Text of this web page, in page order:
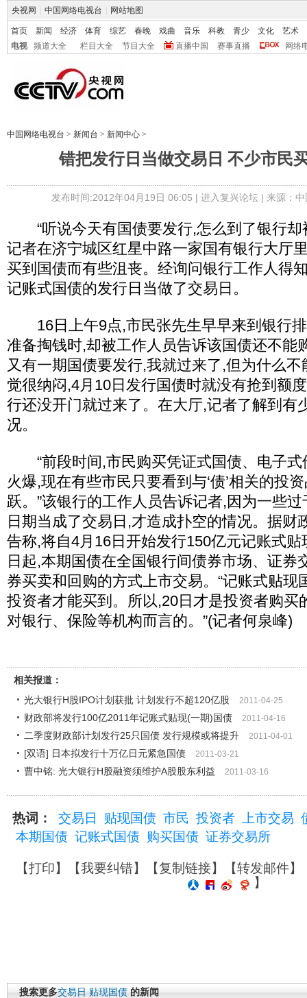
央视网 中国网络电视台 网站地图
首页 新闻 经济 体育 综艺 春晚 戏曲 音乐 科教 青少 文化
艺术
电视
频道大全 栏目大全 节目大全 直播中国 赛事直播 网络
中国网络电视台 > 新闻台 > 新闻中心 >
错把发行日当做交易日 不少市民
发布时间:2012年04月19日 06:05 | 进入复兴论坛| 来源：
“听说今天有国债要发行,怎么到了银行却
记者在济宁城区红星中路一家国有银行大厅
买到国债而有些沮丧。经询问银行工作人得
记账式国债的发行日当做了交易日。
16日上午9点,市民张先生早早来到银行排
准备掏钱时,却被工作人员告诉该国债还不能
又有一期国债要发行,我就过来了,但为什么不
觉很纳闷,4月10日发行国债时就没有抢到额
行还没开门就过来了。在大厅,记者了解到有
况。
“前段时间,市民购买凭证式国债、电子式
火爆,现在有些市民只要看到与‘债’相关的投
跃。”该银行的工作人员告诉记者,因为一些
日期当成了交易日,才造成扑空的情况。据财
告称,将自4月16日开始发行150亿元记账式
日起,本期国债在全国银行间债券市场、证券
券买卖和回购的方式上市交易。“记账式贴现
投资者才能买到。所以,20日才是投资者购买
对银行、保险等机构而言的。”(记者何泉峰)
相关报道：
光大银行H股IPO计划获批 计划发行不超120亿股
2011-04-25
财政部将发行100亿2011年记账式贴现(一期)国债 2011-04-16
二季度财政部计划发行25只国债 发行规模或将提升 2011-04-01
[双语] 日本拟发行十万亿日元紧急国债 2011-03-21
曹中铭: 光大银行H股融资须维护A股股东利益 2011-03-16
热词： 交易日 贴现国债 市民 投资者 上市交易
本期国债 记账式国债 购买国债 证券交易所
【打印】【我要纠错】【复制链接】【转发邮件】
】
搜索更多交易日 贴现国债 的新闻